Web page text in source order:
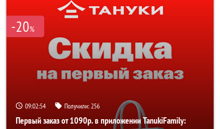
-20%
09:02:54 Получили:256
Первый заказ от 1090р. в приложении TanukiFamily: